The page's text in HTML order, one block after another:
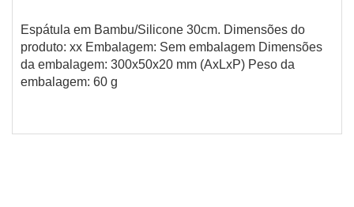
Espátula em Bambu/Silicone 30cm. Dimensões do
produto: xx Embalagem: Sem embalagem Dimensões
da embalagem: 300x50x20 mm (AxLxP) Peso da
embalagem: 60 g